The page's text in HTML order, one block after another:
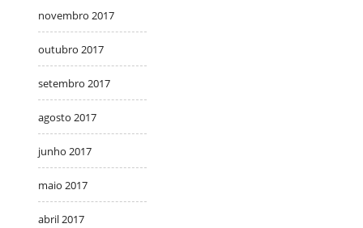
novembro 2017
outubro 2017
setembro 2017
agosto 2017
junho 2017
maio 2017
abril 2017